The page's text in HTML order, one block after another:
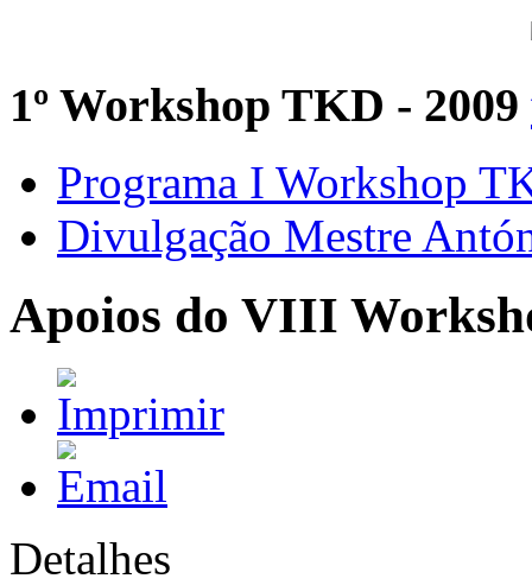
1º Workshop TKD - 2009
Programa I Workshop
Divulgação Mestre
Apoios do VIII
Detalhes